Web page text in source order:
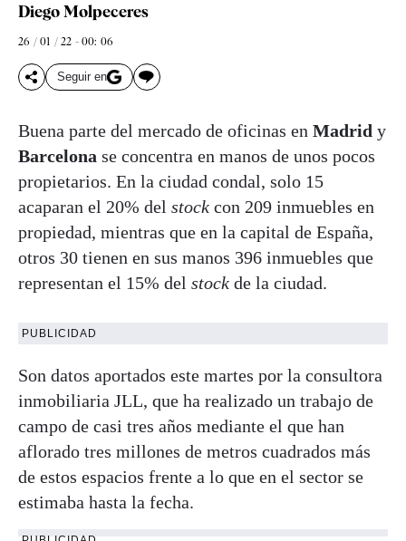
Diego Molpeceres
26 / 01 / 22 - 00: 06
Seguir en
Buena parte del mercado de oficinas en Madrid y
Barcelona se concentra en manos de unos pocos
propietarios. En la ciudad condal, solo 15
acaparan el 20% del stock con 209 inmuebles en
propiedad, mientras que en la capital de España,
otros 30 tienen en sus manos 396 inmuebles que
representan el 15% del stock de la ciudad.
PUBLICIDAD
Son datos aportados este martes por la consultora
inmobiliaria JLL, que ha realizado un trabajo de
campo de casi tres años mediante el que han
aflorado tres millones de metros cuadrados más
de estos espacios frente a lo que en el sector se
estimaba hasta la fecha.